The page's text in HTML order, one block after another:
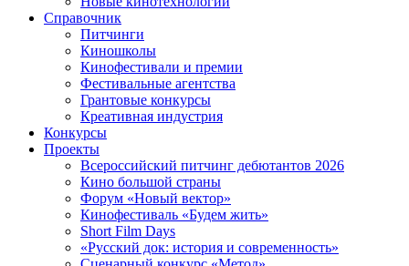
Справочник
Питчинги
Киношколы
Кинофестивали и премии
Фестивальные агентства
Грантовые конкурсы
Креативная индустрия
Конкурсы
Проекты
Всероссийский питчинг дебютантов 2026
Кино большой страны
Форум «Новый вектор»
Кинофестиваль «Будем жить»
Short Film Days
«Русский док: история и современность»